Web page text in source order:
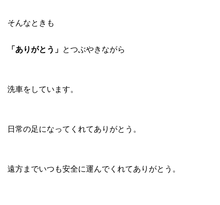
そんなときも
「ありがとう」 とつぶやきながら
洗車をしています。
日常の足になってくれてありがとう。
遠方までいつも安全に運んでくれてありがとう。